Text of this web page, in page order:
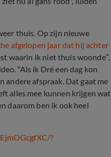
thuis. Op zijn nieuwe
afgelopen jaar dat hij achter
waarin ik niet thuis woonde”,
“Als ik Dré een dag kon
andere afspraak. Dat gaat me
alles mee kunnen krijgen wat
daarom ben ik ook heel
?